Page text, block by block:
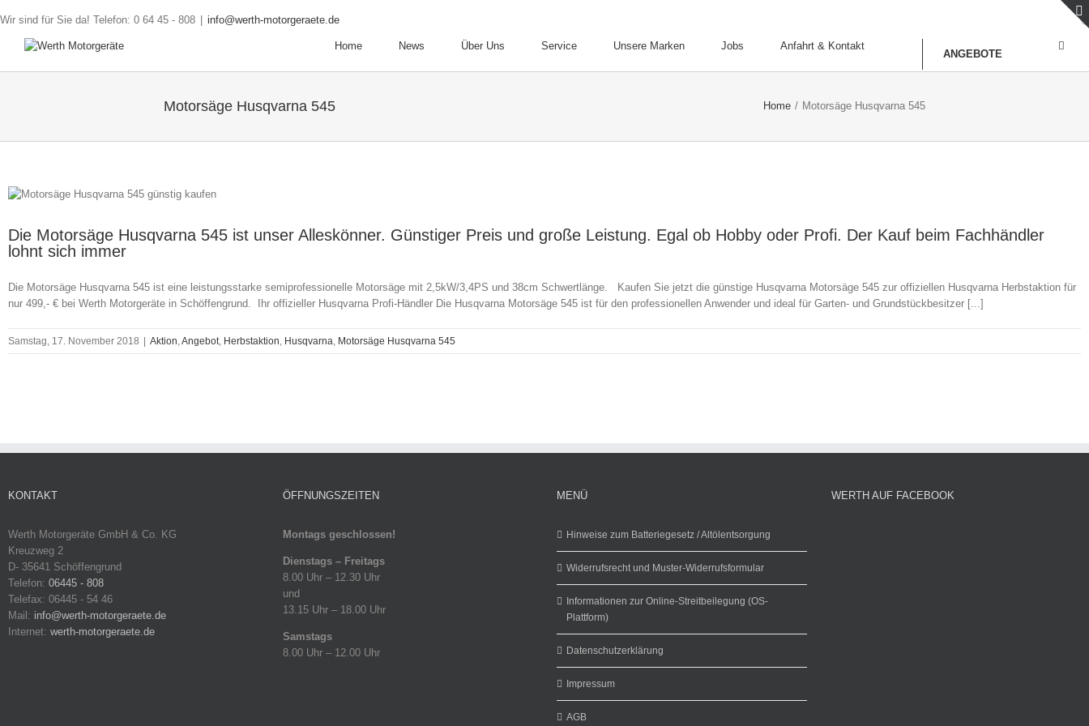
Wir sind für Sie da! Telefon: 0 64 45 - 808 info@werth-motorgeraete.de
Home News Über Uns Service Unsere Marken Jobs Anfahrt & Kontakt
ANGEBOTE
Motorsäge Husqvarna 545 Home / Motorsäge Husqvarna 545
Die Motorsäge Husqvarna 545 ist unser Alleskönner. Günstiger Preis und große Leistung. Egal ob Hobby oder Profi. Der Kauf beim Fachhändler
lohnt sich immer
Die Motorsäge Husqvarna 545 ist eine leistungsstarke semiprofessionelle Motorsäge mit 2,5kW/3,4PS und 38cm Schwertlänge. Kaufen Sie jetzt die günstige Husqvarna Motorsäge 545 zur offiziellen Husqvarna Herbstaktion für
nur 499,- € bei Werth Motorgeräte in Schöffengrund. Ihr offizieller Husqvarna Profi-Händler Die Husqvarna Motorsäge 545 ist für den professionellen Anwender und ideal für Garten- und Grundstückbesitzer [...]
Samstag, 17. November 2018 Aktion,Angebot, Herbstaktion, Husqvarna, Motorsäge Husqvarna 545
KONTAKT
Werth Motorgeräte GmbH & Co. KG
Kreuzweg 2
D- 35641 Schöffengrund
Telefon: 06445 - 808
Telefax: 06445 - 54 46
Mail: info@werth-motorgeraete.de
Internet: werth-motorgeraete.de
ÖFFNUNGSZEITEN
Montags geschlossen!
Dienstags – Freitags
8.00 Uhr – 12.30 Uhr
und
13.15 Uhr – 18.00 Uhr
Samstags
8.00 Uhr – 12.00 Uhr
MENÜ
Hinweise zum Batteriegesetz / Altölentsorgung
Widerrufsrecht und Muster-Widerrufsformular
Informationen zur Online-Streitbeilegung (OS-
Plattform)
Datenschutzerklärung
Impressum
AGB
WERTH AUF FACEBOOK